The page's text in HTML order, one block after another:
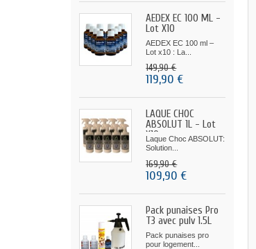
AEDEX EC 100 ML -
Lot X10
AEDEX EC 100 ml –
Lot x10 : La...
149,90 €
119,90 €
LAQUE CHOC
ABSOLUT 1L - Lot
X10
Laque Choc ABSOLUT:
Solution...
169,90 €
109,90 €
Pack punaises Pro
T3 avec pulv 1.5L
Pack punaises pro
pour logement...